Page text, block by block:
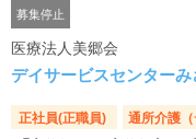
募集停止
医療法人美郷会
デイサービスセンターみ
正社員(正職員) 通所介護（